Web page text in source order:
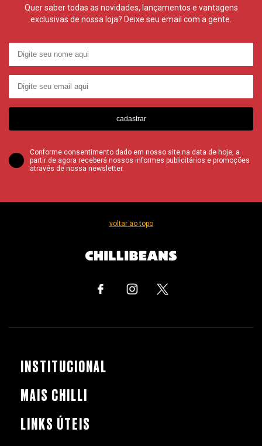
Quer saber todas as novidades, lançamentos e vantagens
exclusivas de nossa loja? Deixe seu email com a gente.
cadastrar
Conforme consentimento dado em nosso site na data de hoje, a
partir de agora receberá nossos informes publicitários e promoções
através de nossa newsletter.
voltar ao topo
INSTITUCIONAL
MAIS CHILLI
LINKS ÚTEIS